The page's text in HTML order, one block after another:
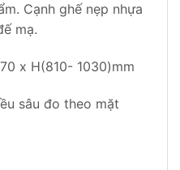
Cạnh ghế nẹp nhựa
mạ.
x H(810- 1030)mm
sâu đo theo mặt